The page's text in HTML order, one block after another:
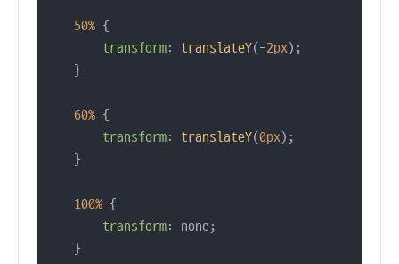
50% {
transform: translateY(-2px);
60% {
transform: translateY(0px);
100% {
transform: none;